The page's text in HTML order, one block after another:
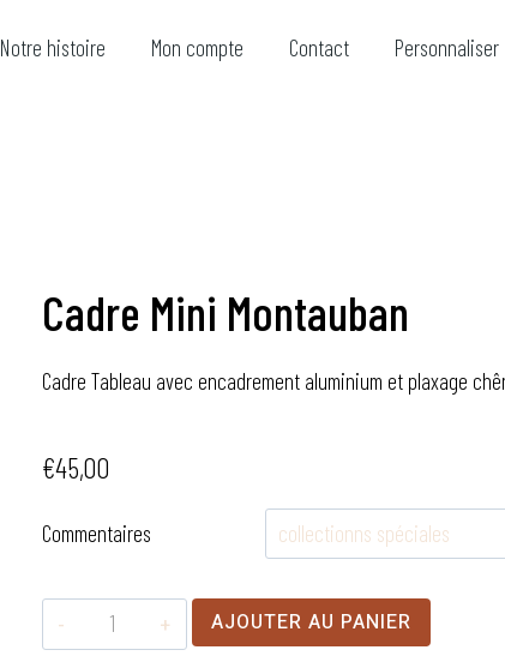
Notre histoire Mon compte Contact Personnaliser
Cadre Mini Montauban
Cadre Tableau avec encadrement aluminium et plaxage
€45,00
Commentaires
quantité
de
AJOUTER AU PANIER